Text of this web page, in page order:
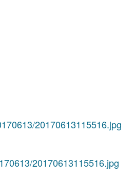
20170613115516.jpg
20170613115516.jpg